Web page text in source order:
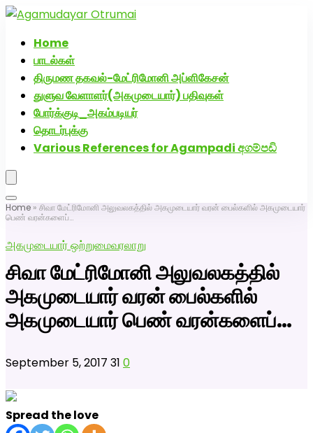
Home
பாடல்கள்
திருமண தகவல்-மேட்ரிமோனி அப்ளிகேசன்
துளுவ வேளாளர்(அகமுடையார்) பதிவுகள்
போர்க்குடி_அகம்படியர்
தொடர்புக்கு
Various References for Agampadi අගම්පඩි
Home » சிவா மேட்ரிமோனி அலுவலகத்தில் அகமுடையார் வரன் பைல்களில் அகமுடையார்
பெண் வரன்களைப்…
அகமுடையார் ஒற்றுமைவரலாறு
சிவா மேட்ரிமோனி அலுவலகத்தில்
அகமுடையார் வரன் பைல்களில்
அகமுடையார் பெண் வரன்களைப்…
September 5, 2017 31 0
Spread the love
அகமுடையார் திருமண வரன்களுக்கு அகமுடையார்மேட்ரி-